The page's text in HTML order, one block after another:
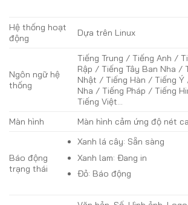
Hệ thống hoạt
động
Dựa trên Linux
Ngôn ngữ hệ
thống
Tiếng Trung / Tiếng Anh /
Rập / Tiếng Tây Ban Nha /
Nhật / Tiếng Hàn / Tiếng
Nha / Tiếng Pháp / Tiếng
Tiếng Việt…
Màn hình
Màn hình cảm ứng độ nét
Báo động
trạng thái
Xanh lá cây: Sẵn sàng
Xanh lam: Đang in
Đỏ: Báo động